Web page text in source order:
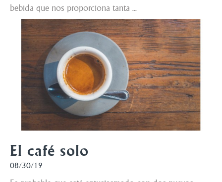
bebida que nos proporciona tanta ...
El café solo
08/30/19